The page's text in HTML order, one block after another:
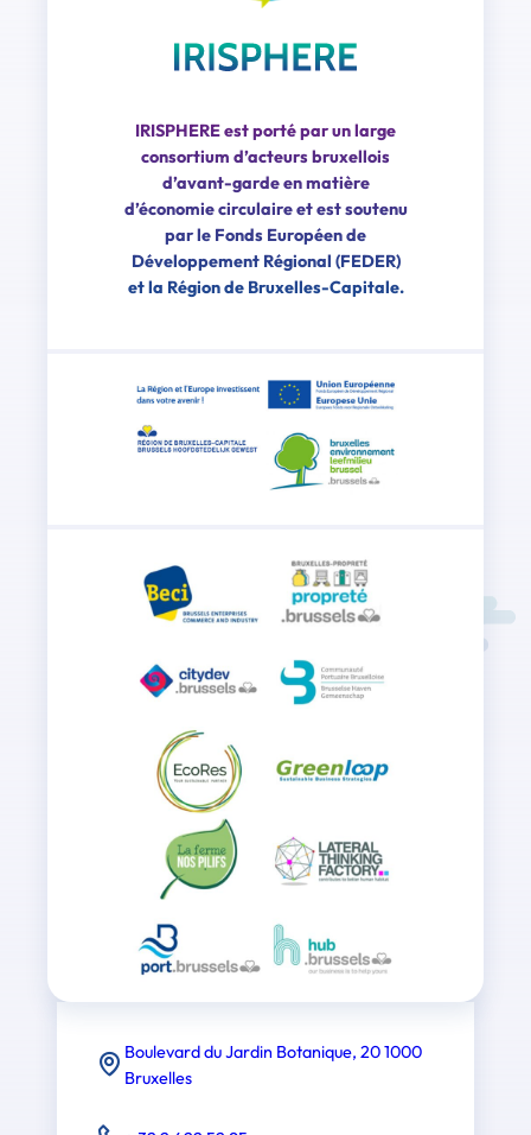
IRISPHERE est porté par un large
consortium d’acteurs bruxellois
d’avant-garde en matière
d’économie circulaire et est soutenu
par le Fonds Européen de
Développement Régional (FEDER)
et la Région de Bruxelles-Capitale.
Boulevard du Jardin Botanique, 20 1000
Bruxelles